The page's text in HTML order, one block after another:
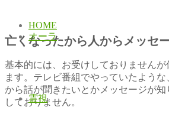
HOME
オーラ
霊視
亡くなったから人からメッセ
基本的には、お受けしておりません
ます。テレビ番組でやっていたような
から話が聞きたいとかメッセージが
しておりません。